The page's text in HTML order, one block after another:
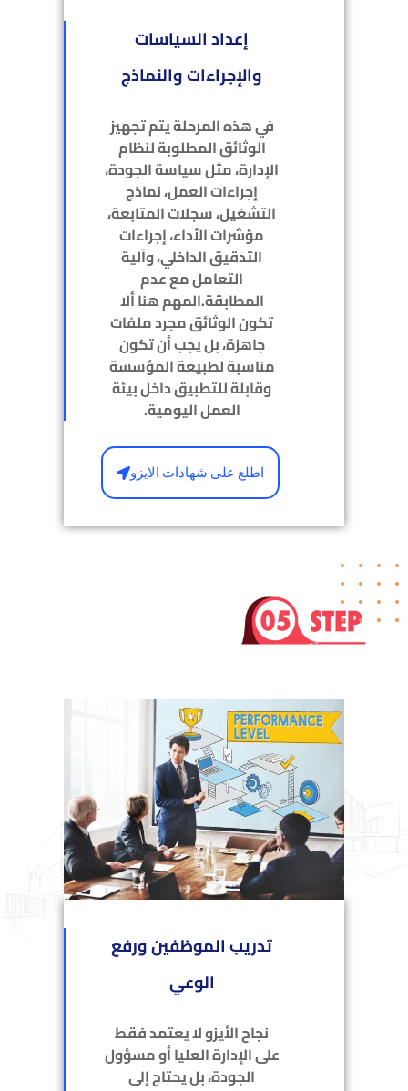
إعداد السياسات
والإجراءات والنماذج
في هذه المرحلة يتم تجهيز
الوثائق المطلوبة لنظام
الإدارة، مثل سياسة الجودة،
إجراءات العمل، نماذج
التشغيل، سجلات المتابعة،
مؤشرات الأداء، إجراءات
التدقيق الداخلي، وآلية
التعامل مع عدم
المطابقة.المهم هنا ألا
تكون الوثائق مجرد ملفات
جاهزة، بل يجب أن تكون
مناسبة لطبيعة المؤسسة
وقابلة للتطبيق داخل بيئة
العمل اليومية.
اطلع على شهادات الايزو
تدريب الموظفين ورفع
الوعي
نجاح الأيزو لا يعتمد فقط
على الإدارة العليا أو مسؤول
الجودة، بل يحتاج إلى